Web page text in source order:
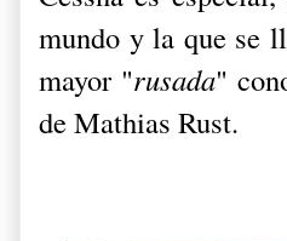
mundo y la que se
mayor "rusada"
de Mathias Rust.